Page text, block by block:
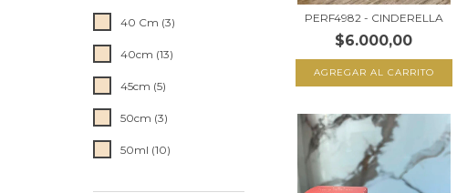
40 Cm (3)
40cm (13)
45cm (5)
50cm (3)
50ml (10)
PERF4982 - CINDERELLA
$6.000,00
AGREGAR AL CARRITO